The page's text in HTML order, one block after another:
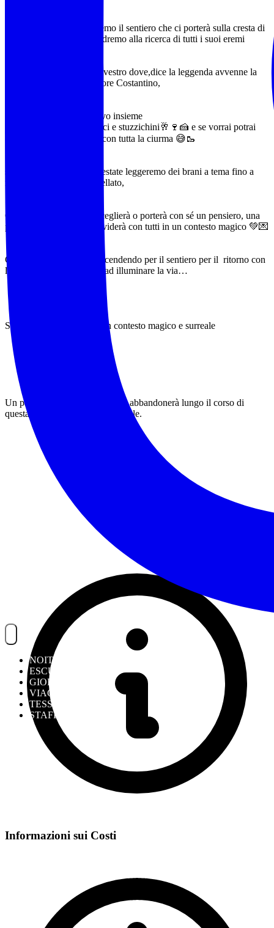
NOITREK
ESCURSIONI
GIORNALIERI
VIAGGI
TESSERAMENTO
STAFF
Da sant’Oreste percorreremo il sentiero che ci porterà sulla cresta di
questo gigante isolato, andremo alla ricerca di tutti i suoi eremi
Arrivati all eremo di S Silvestro dove,dice la leggenda avvenne la
conversione dell’ imperatore Costantino,
condivideremo un aperitivo insieme
vi offriremo bevande dolci e stuzzichini🥂🍷🍰 e se vorrai potrai
condividere ciò che vuoi con tutta la ciurma 😅🥾
sotto un tramonto di fine estate leggeremo dei brani a tema fino a
rimanere sotto il Cielo stellato,
Ognuno di noi se vorrà,sceglierà o porterà con sé un pensiero, una
poesia ,un brano lo condividerà con tutti in un contesto magico 💚💌
Chiuderemo poi l’anello scendendo per il sentiero per il ritorno con
le nostre lampade frontali ad illuminare la via…
Storia, natura, mistero in un contesto magico e surreale
Un panorama a 360gradi non ci abbandonerà lungo il corso di
questa particolare escursione serale.
Informazioni sui Costi